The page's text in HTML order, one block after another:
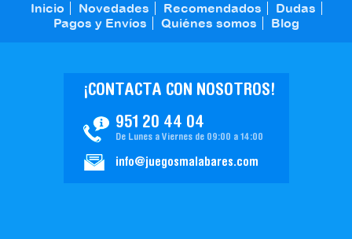
Inicio Novedades Recomendados
Dudas
Pagos y Envíos
Quiénes somos Blog
951 20 44 04
¡CONTACTA CON NOSOTROS!
De Lunes a Viernes de 09:00 a 14:00
info@juegosmalabares.com